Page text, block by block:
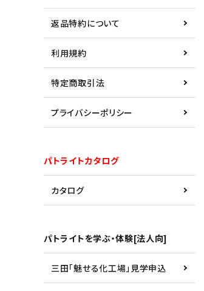
返品特約について
利用規約
特定商取引法
プライバシーポリシー
パトライトカタログ
カタログ
パトライトを学ぶ・体験[法人向]
三田「魅せる化工場」見学申込